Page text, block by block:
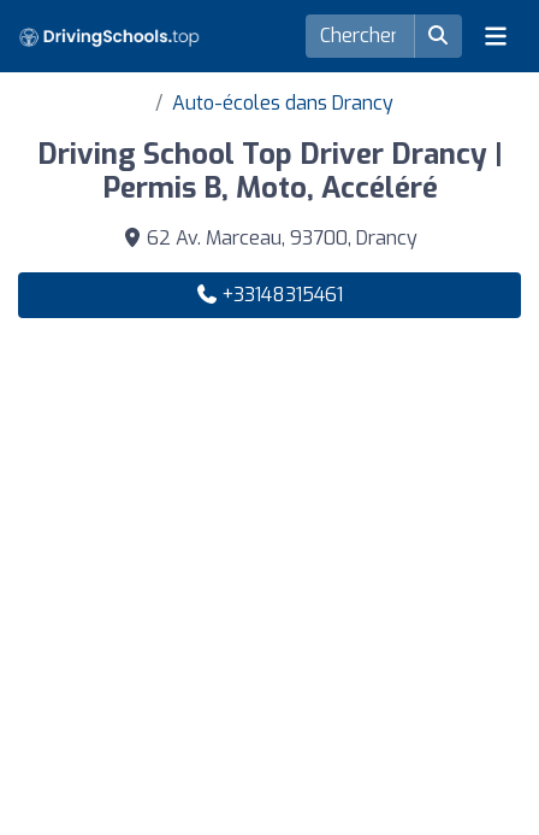
Auto-écoles dans Drancy
Driving School Top Driver Drancy |
Permis B, Moto, Accéléré
62 Av. Marceau, 93700, Drancy
+33148315461